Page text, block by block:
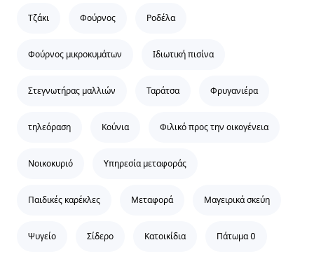
Τζάκι Φούρνος Ροδέλα
Φούρνος μικροκυμάτων Ιδιωτική πισίνα
Στεγνωτήρας μαλλιών Ταράτσα Φρυγανιέρα
τηλεόραση Κούνια Φιλικό προς την οικογένεια
Νοικοκυριό Υπηρεσία μεταφοράς
Παιδικές καρέκλες Μεταφορά Μαγειρικά σκεύη
Ψυγείο Σίδερο Κατοικίδια Πάτωμα 0